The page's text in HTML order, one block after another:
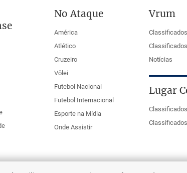
No Ataque
América
Atlético
Cruzeiro
Vôlei
Futebol Nacional
Futebol Internacional
Esporte na Mídia
Onde Assistir
Vrum
Notícias
Lugar